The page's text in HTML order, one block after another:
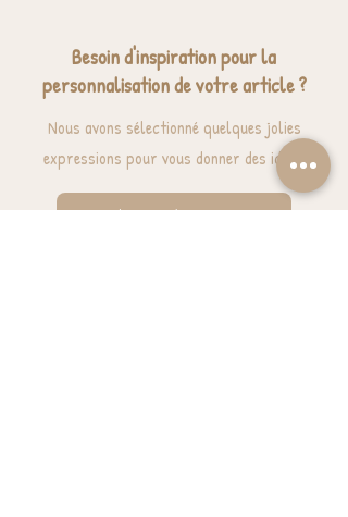
Besoin d'inspiration pour la
personnalisation de votre article ?
Nous avons sélectionné quelques jolies
expressions pour vous donner des idées.
J'ai besoin d'inspiration